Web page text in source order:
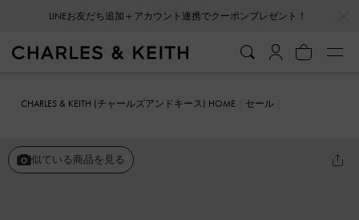
会員登録＋ニュースレター登録で10%OFFクーポンプレゼント！
CHARLES & KEITH (チャールズアンドキース) HOME
セール
似ている商品を見る